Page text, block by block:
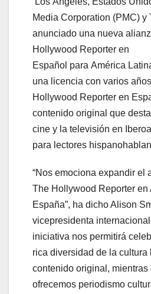
Media Corporation (PMC) y
anunciado una nueva
Hollywood Reporter en
Español para América
una licencia con varios
Hollywood Reporter en
contenido original que
cine y la televisión en
para lectores
“Nos emociona expandir el
The Hollywood Reporter en
España”, ha dicho Alison
vicepresidenta
iniciativa nos permitirá
rica diversidad de la
contenido original, mientras
ofrecemos periodismo